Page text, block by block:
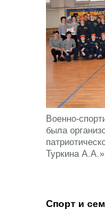
Военно-
была
Туркина
Спорт и